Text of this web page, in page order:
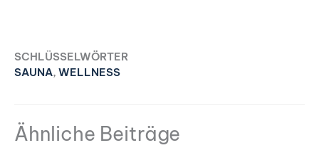
SCHLÜSSELWÖRTER
SAUNA, WELLNESS
Ähnliche Beiträge